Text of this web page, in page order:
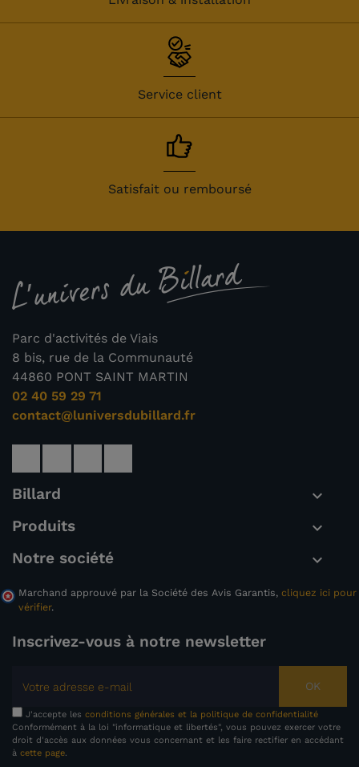
Service client
Satisfait ou remboursé
Parc d'activités de Viais
8 bis, rue de la Communauté
44860 PONT SAINT MARTIN
02 40 59 29 71
contact@luniversdubillard.fr
Billard 
Produits 
Notre société 
Marchand approuvé par la Société des Avis Garantis, cliquez ici pour
vérifier.
Inscrivez-vous à notre newsletter
OK
J'accepte les conditions générales et la politique de confidentialité
Conformément à la loi "informatique et libertés", vous pouvez exercer votre
droit d'accès aux données vous concernant et les faire rectifier en accédant
à cette page.